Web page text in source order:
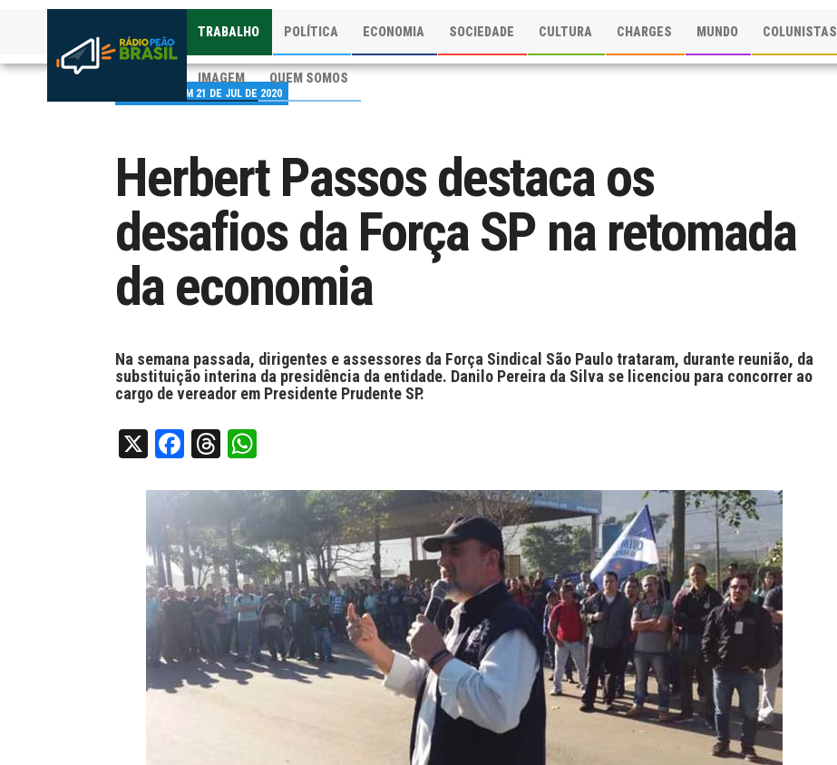
TRABALHO POLÍTICA ECONOMIA SOCIEDADE CULTURA CHARGES MUNDO COLUNISTAS
IMAGEM QUEM SOMOS
PUBLICADO EM 21 DE JUL DE 2020
Herbert Passos destaca os
desafios da Força SP na retomada
da economia
Na semana passada, dirigentes e assessores da Força Sindical São Paulo trataram, durante reunião, da
substituição interina da presidência da entidade. Danilo Pereira da Silva se licenciou para concorrer ao
cargo de vereador em Presidente Prudente SP.
X Facebook
Threads